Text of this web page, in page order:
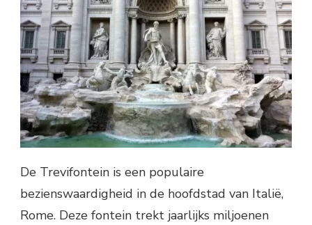
De Trevifontein is een populaire
bezienswaardigheid in de hoofdstad van Italië,
Rome. Deze fontein trekt jaarlijks miljoenen